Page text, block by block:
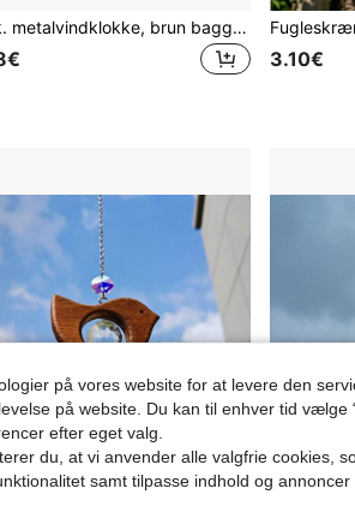
1 stk. metalvindklokke, brun baggrund med spiralformet prikker, 25 cm x 25 cm 360° roterende krog, velegnet til have, terrasse, altan - gør-det-selv kreativ udendørsindretning, ingen batteri nødvendig, holdbar udendørsdekoration, 2D spiralform
3.10€
på vores website for at levere den
på website. Du kan til enhver tid vælge
efter eget valg.
du, at vi anvender alle valgfrie cookies,
samt tilpasse indhold og